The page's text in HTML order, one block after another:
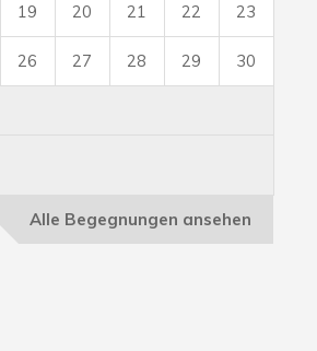
19 20 21 22 23
26 27 28 29 30
Alle Begegnungen ansehen